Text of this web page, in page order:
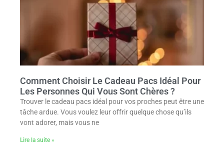
Comment Choisir Le Cadeau Pacs Idéal Pour
Les Personnes Qui Vous Sont Chères ?
Trouver le cadeau pacs idéal pour vos proches peut être une
tâche ardue. Vous voulez leur offrir quelque chose qu’ils
vont adorer, mais vous ne
Lire la suite »